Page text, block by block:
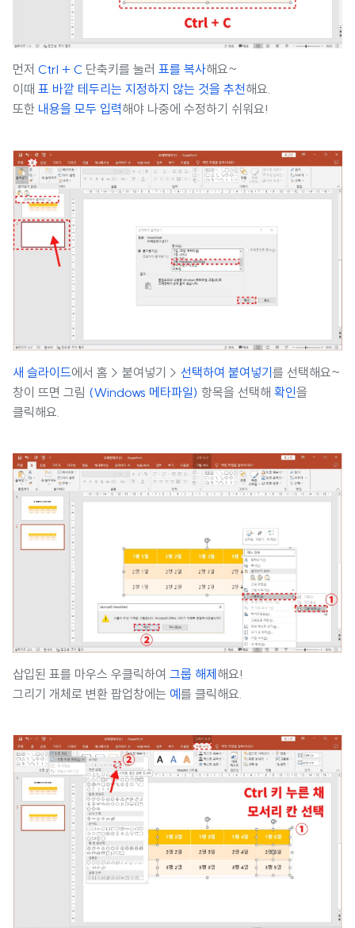
먼저 Ctrl + C 단축키를 눌러 표를 복사해요~
이때 표 바깥 테두리는 지정하지 않는 것을 추천해요.
또한 내용을 모두 입력해야 나중에 수정하기 쉬워요!
새 슬라이드에서 홈 > 붙여넣기 > 선택하여 붙여넣기를 선택해요~
창이 뜨면 그림 (Windows 메타파일) 항목을 선택해 확인을
클릭해요.
삽입된 표를 마우스 우클릭하여 그룹 해제해요!
그리기 개체로 변환 팝업창에는 예를 클릭해요.